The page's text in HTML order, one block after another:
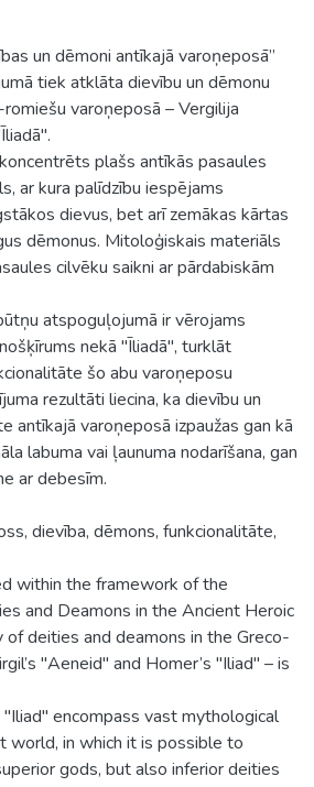
un dēmoni antīkajā varoņeposā”
tiek atklāta dievību un dēmonu
varoņeposā – Vergilija
plašs antīkās pasaules
ar kura palīdzību iespējams
dievus, bet arī zemākas kārtas
dēmonus. Mitoloģiskais materiāls
cilvēku saikni ar pārdabiskām
atspoguļojumā ir vērojams
nekā "Īliadā", turklāt
šo abu varoņeposu
rezultāti liecina, ka dievību un
antīkajā varoņeposā izpaužas gan kā
labuma vai ļaunuma nodarīšana, gan
ar debesīm.
dievība, dēmons, funkcionalitāte,
within the framework of the
and Deamons in the Ancient Heroic
of deities and deamons in the Greco-
"Aeneid" and Homer’s "Iliad" – is
encompass vast mythological
world, in which it is possible to
gods, but also inferior deities